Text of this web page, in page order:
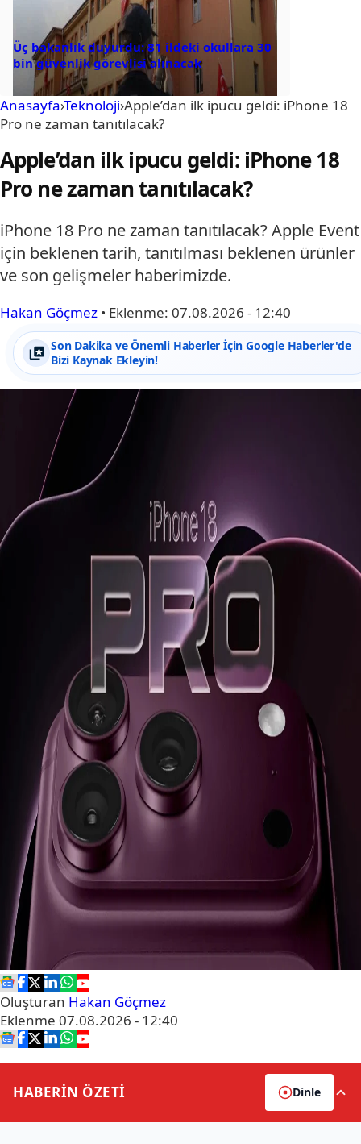
Üç bakanlık duyurdu: 81 ildeki okullara 30
bin güvenlik görevlisi alınacak
Anasayfa›Teknoloji›Apple’dan ilk ipucu geldi: iPhone 18
Pro ne zaman tanıtılacak?
Apple’dan ilk ipucu geldi: iPhone 18
Pro ne zaman tanıtılacak?
iPhone 18 Pro ne zaman tanıtılacak? Apple Event
için beklenen tarih, tanıtılması beklenen ürünler
ve son gelişmeler haberimizde.
Hakan Göçmez • Eklenme: 07.08.2026 - 12:40
Son Dakika ve Önemli Haberler İçin Google Haberler'de
Bizi Kaynak Ekleyin!
Oluşturan Hakan Göçmez
Eklenme 07.08.2026 - 12:40
HABERİN ÖZETİ Dinle